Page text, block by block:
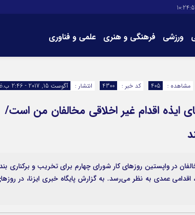
ورزشی فرهنگی و هنری علمی و فناوری
انتشار :
آگوست 15, 2017 - 2:46 ب.ظ کد خبر : 4300 مشاهده : 405
ایذه اقدام غیر اخلاقی مخالفان من است/
در واپستین روزهای کار شورای چهارم برای تخریب و برکناری
عمدی به نظر می‌رسد. به گزارش پایگاه خبری ایزنا، در